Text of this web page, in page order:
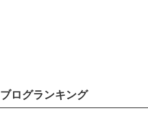
ブログランキング